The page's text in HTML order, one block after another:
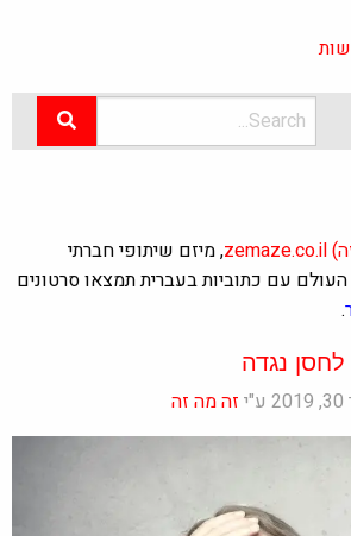
zemaze.co.il, מיזם שיתופי חברתי
עם כתוביות בעברית תמצאו סרטונים
נגדה
זה מה זה